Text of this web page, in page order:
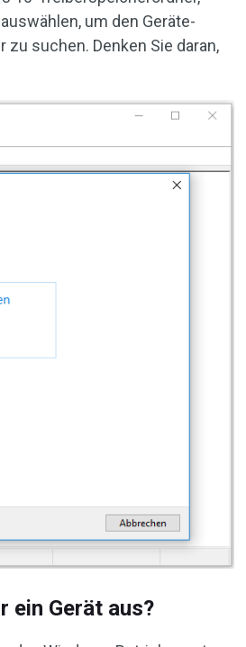
um den Geräte-
suchen. Denken Sie daran,
ein Gerät aus?